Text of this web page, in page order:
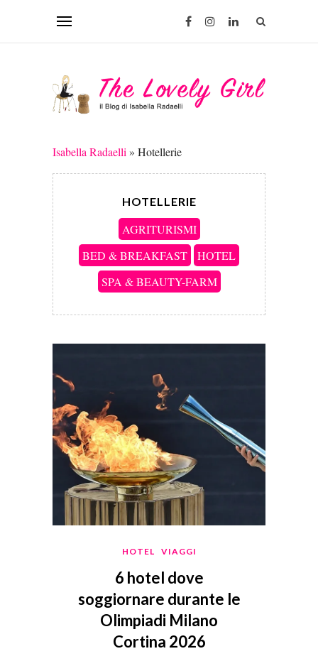
Isabella Radaelli » Hotellerie
HOTELLERIE
AGRITURISMI
BED & BREAKFAST
HOTEL
SPA & BEAUTY-FARM
HOTEL VIAGGI
6 hotel dove
soggiornare durante le
Olimpiadi Milano
Cortina 2026